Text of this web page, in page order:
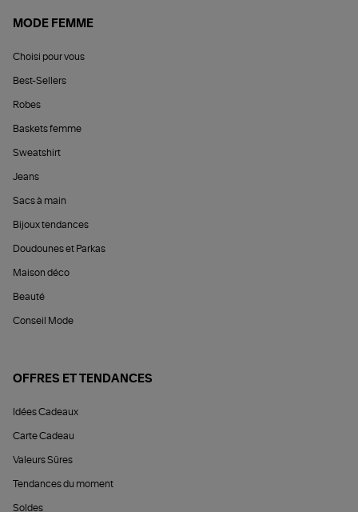
MODE FEMME
Choisi pour vous
Best-Sellers
Robes
Baskets femme
Sweatshirt
Jeans
Sacs à main
Bijoux tendances
Doudounes et Parkas
Maison déco
Beauté
Conseil Mode
OFFRES ET TENDANCES
Idées Cadeaux
Carte Cadeau
Valeurs Sûres
Tendances du moment
Soldes